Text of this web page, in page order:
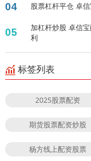
04 股票杠杆平仓 卓
05
加杠杆炒股 卓信
利
标签列表
2025股票配资
期货股票配资炒股
杨方线上配资股票